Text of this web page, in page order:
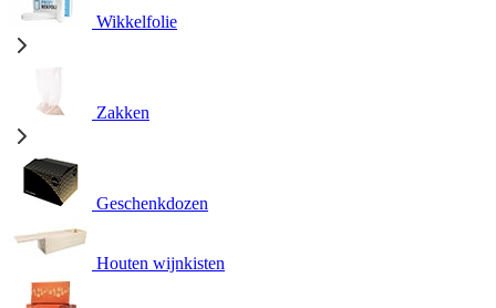
Wikkelfolie
Zakken
Geschenkdozen
Houten wijnkisten